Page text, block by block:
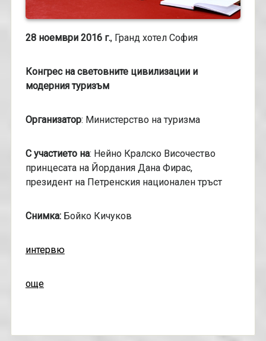
28 ноември 2016 г., Гранд хотел София
Конгрес на световните цивилизации и
модерния туризъм
Организатор: Министерство на туризма
С участието на: Нейно Кралско Височество
принцесата на Йордания Дана Фирас,
президент на Петренския национален тръст
Снимка: Бойко Кичуков
интервю
още